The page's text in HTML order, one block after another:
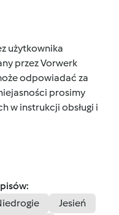
użytkownika
przez Vorwerk
odpowiadać za
prosimy
w instrukcji obsługi i
Jesień